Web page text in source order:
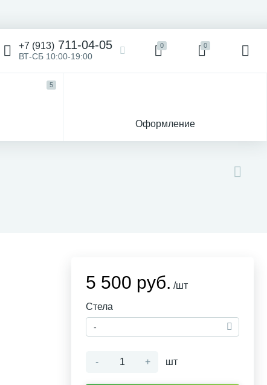
+7 (913) 711-04-05
ВТ-СБ 10:00-19:00
0 0
5
Оформление
5 500 руб. /шт
Стела
-
- + шт